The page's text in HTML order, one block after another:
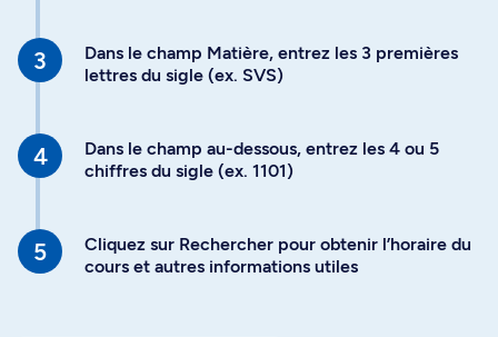
Dans le champ Matière, entrez les 3 premières
lettres du sigle (ex. SVS)
Dans le champ au-dessous, entrez les 4 ou 5
chiffres du sigle (ex. 1101)
Cliquez sur Rechercher pour obtenir l’horaire du
cours et autres informations utiles